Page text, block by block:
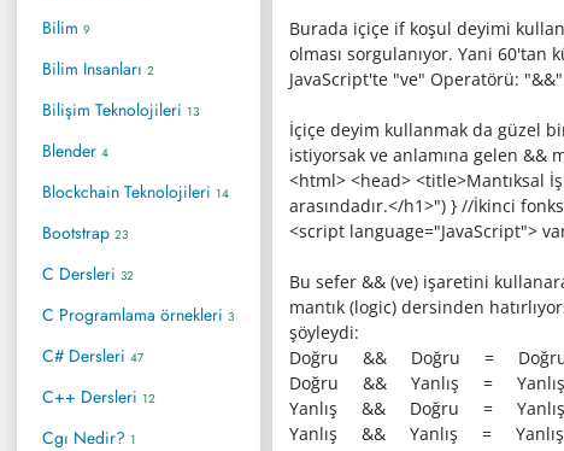
Bilim 9
Bilim Insanları 2
Bilişim Teknolojileri 13
Blender 4
Blockchain Teknolojileri 14
Bootstrap 23
C Dersleri 32
C Programlama örnekleri 3
C# Dersleri 47
C++ Dersleri 12
Cgı Nedir? 1
Burada içiçe if koşul deyimi
olması sorgulanıyor. Yani 60'tan
JavaScript'te "ve" Operatörü: "&&"
İçiçe deyim kullanmak da güzel
istiyorsak ve anlamına gelen
<html> <head> <title>Mantıksal
arasındadır.</h1>") } //İkinci
<script language="JavaScript">
Bu sefer && (ve) işaretini
mantık (logic) dersinden
şöyleydi:
Doğru && Doğru =
Doğru && Yanlış = Yanlış
Yanlış && Doğru = Yanlış
Yanlış && Yanlış = Yanlış